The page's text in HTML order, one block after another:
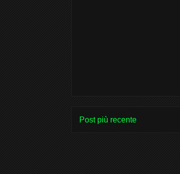
Post più recente